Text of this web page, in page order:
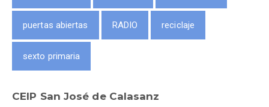
puertas abiertas RADIO reciclaje
sexto primaria
CEIP San José de Calasanz